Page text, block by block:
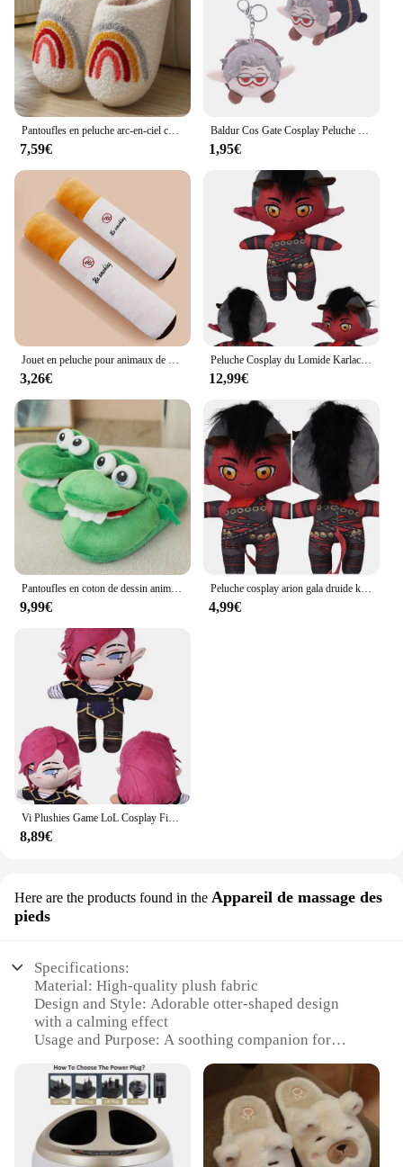
7,59€ 1,95€
3,26€
Peluche Cosplay du Lomide Karlach, Arion, Gala, Jeu Balder Gate, Accessoires de Jeu, Costume, Mascotte, Cadeaux de Noël et d'Anniversaire
12,99€
Pantoufles en coton de dessin animé de mouton mignon pour enfants, chaussures d'intérieur en peluche pour couples, chaussures souples pour hommes et femmes
9,99€
Peluche cosplay arion gala druide karlach, jeu Balder Gate Rolepaly pooling lect dévor, mascotte cosplay pour adultes/enfants, cadeaux d'anniversaire de noël
4,99€
Vi Plushies Game LoL Cosplay Figurine, Mascotte, Accessoires pour Enfants, Cadeaux de Noël, Anniversaire, Halloween, Carnaval, Décor de ix, 28cm
8,89€
Here are the products found in the Appareil de massage des
pieds
Specifications:
Material: High-quality plush fabric
Design and Style: Adorable otter-shaped design
with a calming effect
Usage and Purpose: A soothing companion for
Performance and Property: Built-in soothing music
and foot massage function
Parts and Accessories: Comes with a foot massage
device
Applicable People: Suitable for all ages, especially